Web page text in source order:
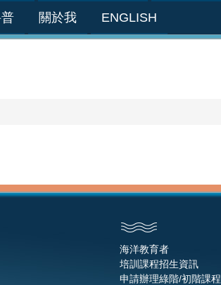
關於我 ENGLISH
海洋教育者
培訓課程招生資訊
申請辦理綠階/初階課程